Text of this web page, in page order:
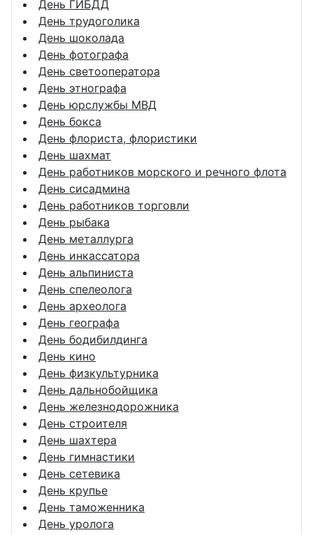
День ГИБДД
День трудоголика
День шоколада
День фотографа
День светооператора
День этнографа
День юрслужбы МВД
День бокса
День флориста, флористики
День шахмат
День работников морского и речного флота
День сисадмина
День работников торговли
День рыбака
День металлурга
День инкассатора
День альпиниста
День спелеолога
День археолога
День географа
День бодибилдинга
День кино
День физкультурника
День дальнобойщика
День железнодорожника
День строителя
День шахтера
День гимнастики
День сетевика
День крупье
День таможенника
День уролога